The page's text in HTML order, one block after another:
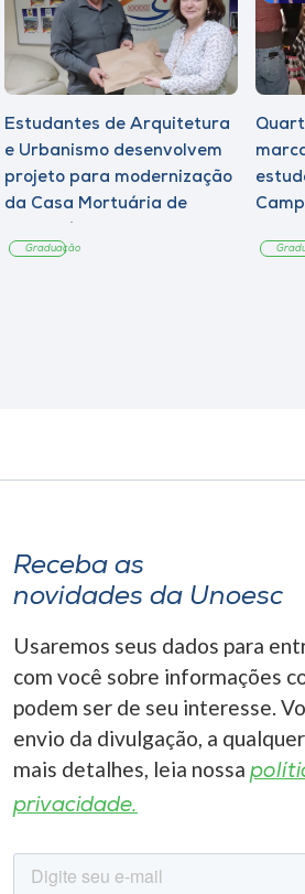
Estudantes de Arquitetura
e Urbanismo desenvolvem
projeto para modernização
da Casa Mortuária de
Graduação
Receba as
novidades da Unoesc
Usaremos seus dados para
com você sobre informações
podem ser de seu interesse.
envio da divulgação, a
mais detalhes, leia nossa
privacidade.